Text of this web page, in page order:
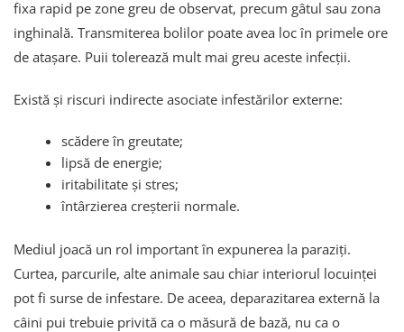
fixa rapid pe zone greu de observat, precum gâtul sau zona
inghinală. Transmiterea bolilor poate avea loc în primele ore
de atașare. Puii tolerează mult mai greu aceste infecții.
Există și riscuri indirecte asociate infestărilor externe:
scădere în greutate;
lipsă de energie;
iritabilitate și stres;
întârzierea creșterii normale.
Mediul joacă un rol important în expunerea la paraziți.
Curtea, parcurile, alte animale sau chiar interiorul locuinței
pot fi surse de infestare. De aceea, deparazitarea externă la
câini pui trebuie privită ca o măsură de bază, nu ca o